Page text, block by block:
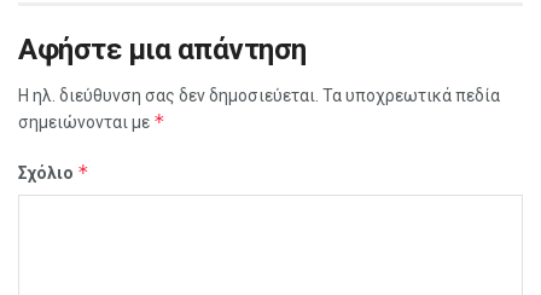
Αφήστε μια απάντηση
Η ηλ. διεύθυνση σας δεν δημοσιεύεται. Τα υποχρεωτικά πεδία
σημειώνονται με *
Σχόλιο *